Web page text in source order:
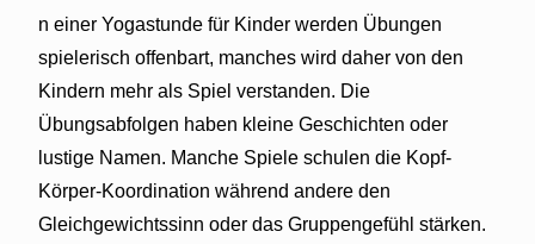
n einer Yogastunde für Kinder werden Übungen
spielerisch offenbart, manches wird daher von den
Kindern mehr als Spiel verstanden. Die
Übungsabfolgen haben kleine Geschichten oder
lustige Namen. Manche Spiele schulen die Kopf-
Körper-Koordination während andere den
Gleichgewichtssinn oder das Gruppengefühl stärken.